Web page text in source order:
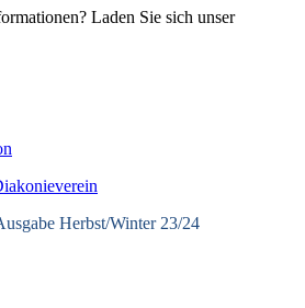
Laden Sie sich unser
Herbst/Winter 23/24